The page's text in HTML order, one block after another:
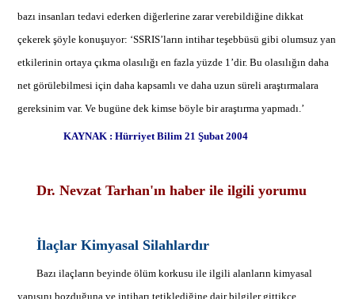
bazı insanları tedavi ederken diğerlerine zarar verebildiğine dikkat
çekerek şöyle konuşuyor: ‘SSRIS’ların intihar teşebbüsü gibi olumsuz yan
etkilerinin ortaya çıkma olasılığı en fazla yüzde 1’dir. Bu olasılığın daha
net görülebilmesi için daha kapsamlı ve daha uzun süreli araştırmalara
gereksinim var. Ve bugüne dek kimse böyle bir araştırma yapmadı.’
KAYNAK : Hürriyet Bilim 21 Şubat 2004
Dr. Nevzat Tarhan'ın haber ile ilgili yorumu
İlaçlar Kimyasal Silahlardır
Bazı ilaçların beyinde ölüm korkusu ile ilgili alanların kimyasal
yapısını bozduğuna ve intiharı tetiklediğine dair bilgiler gittikçe